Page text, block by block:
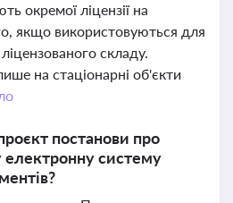
окремої ліцензії на
якщо використовуються для
складу.
на стаціонарні об'єкти
постанови про
систему